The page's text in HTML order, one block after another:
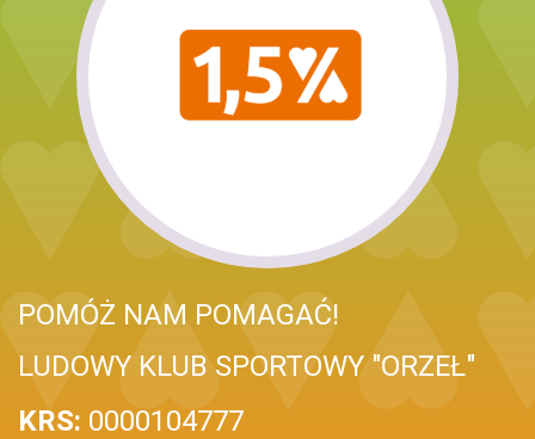
POMÓŻ NAM POMAGAĆ!
LUDOWY KLUB SPORTOWY "ORZEŁ"
KRS: 0000104777